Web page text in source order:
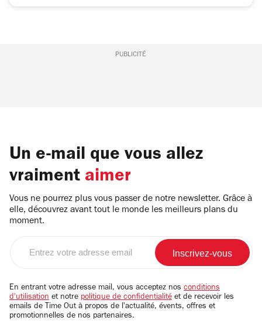
PUBLICITÉ
Un e-mail que vous allez
vraiment aimer
Vous ne pourrez plus vous passer de notre newsletter. Grâce à
elle, découvrez avant tout le monde les meilleurs plans du
moment.
email
En entrant votre adresse mail, vous acceptez nos conditions
d'utilisation et notre politique de confidentialité et de recevoir les
emails de Time Out à propos de l'actualité, évents, offres et
promotionnelles de nos partenaires.